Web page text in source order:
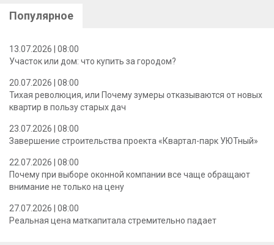
Популярное
13.07.2026 | 08:00
Участок или дом: что купить за городом?
20.07.2026 | 08:00
Тихая революция, или Почему зумеры отказываются от новых
квартир в пользу старых дач
23.07.2026 | 08:00
Завершение строительства проекта «Квартал-парк УЮТный»
22.07.2026 | 08:00
Почему при выборе оконной компании все чаще обращают
внимание не только на цену
27.07.2026 | 08:00
Реальная цена маткапитала стремительно падает